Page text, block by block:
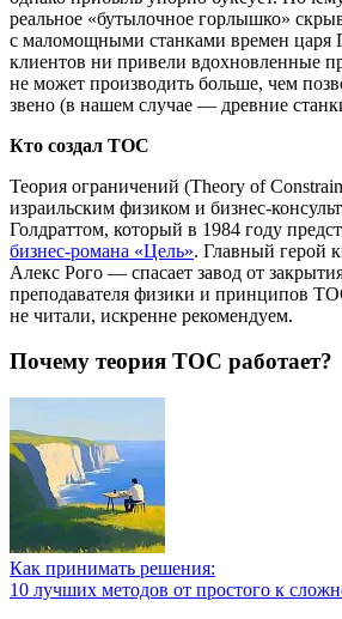
реальное «бутылочное горлышко»
с маломощными станками времен царя
клиентов ни привели вдохновленные
не может производить больше, чем
звено (в нашем случае — древние
Кто создал ТОС
Теория ограничений (Theory of
израильским физиком и бизнес-
Голдраттом, который в 1984 году
бизнес-романа «Цель». Главный герой
Алекс Рого — спасает завод от
преподавателя физики и принципов
не читали, искренне рекомендуем.
Почему теория ТОС работает?
Как принимать решения:
10 лучших методов от простого к